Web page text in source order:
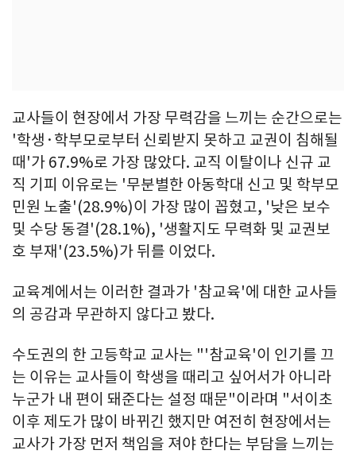
교사들이 현장에서 가장 무력감을 느끼는 순간으로는
'학생·학부모로부터 신뢰받지 못하고 교권이 침해될
때'가 67.9%로 가장 많았다. 교직 이탈이나 신규 교
직 기피 이유로는 '무분별한 아동학대 신고 및 학부모
민원 노출'(28.9%)이 가장 많이 꼽혔고, '낮은 보수
및 수당 동결'(28.1%), '생활지도 무력화 및 교권보
호 부재'(23.5%)가 뒤를 이었다.
교육계에서는 이러한 결과가 '참교육'에 대한 교사들
의 공감과 무관하지 않다고 봤다.
수도권의 한 고등학교 교사는 "'참교육'이 인기를 끄
는 이유는 교사들이 학생을 때리고 싶어서가 아니라
누군가 내 편이 돼준다는 설정 때문"이라며 "서이초
이후 제도가 많이 바뀌긴 했지만 여전히 현장에서는
교사가 가장 먼저 책임을 져야 한다는 부담을 느끼는